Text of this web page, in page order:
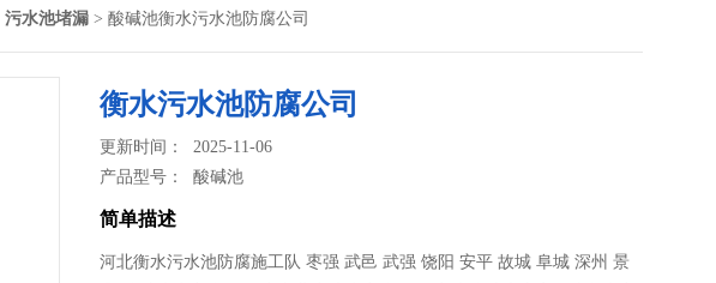
污水池堵漏 > 酸碱池衡水污水池防腐公司
衡水污水池防腐公司
更新时间： 2025-11-06
产品型号：酸碱池
简单描述
河北衡水污水池防腐施工队 枣强 武邑 武强 饶阳 安平 故城 阜城 深州 景